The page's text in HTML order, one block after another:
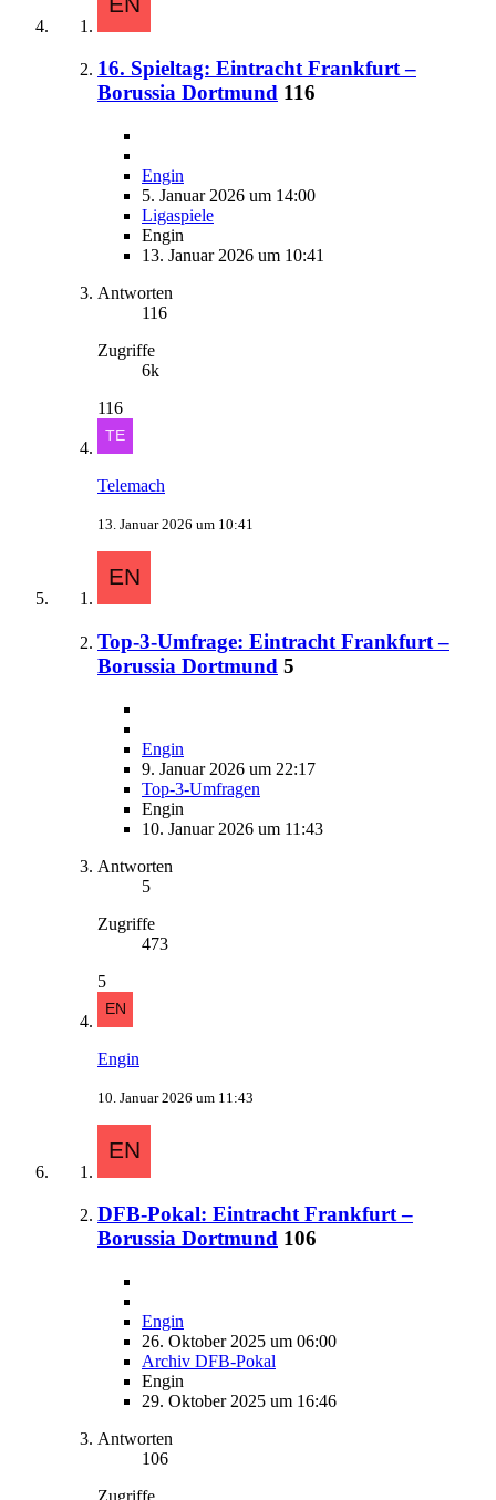
16. Spieltag: Eintracht Frankfurt –
Borussia Dortmund 116
Engin
5. Januar 2026 um 14:00
Ligaspiele
Engin
13. Januar 2026 um 10:41
Antworten
116
Zugriffe
6k
116
Telemach
13. Januar 2026 um 10:41
Top-3-Umfrage: Eintracht Frankfurt –
Borussia Dortmund 5
Engin
9. Januar 2026 um 22:17
Top-3-Umfragen
Engin
10. Januar 2026 um 11:43
Antworten
5
Zugriffe
473
5
Engin
10. Januar 2026 um 11:43
DFB-Pokal: Eintracht Frankfurt –
Borussia Dortmund 106
Engin
26. Oktober 2025 um 06:00
Archiv DFB-Pokal
Engin
29. Oktober 2025 um 16:46
Antworten
106
Zugriffe